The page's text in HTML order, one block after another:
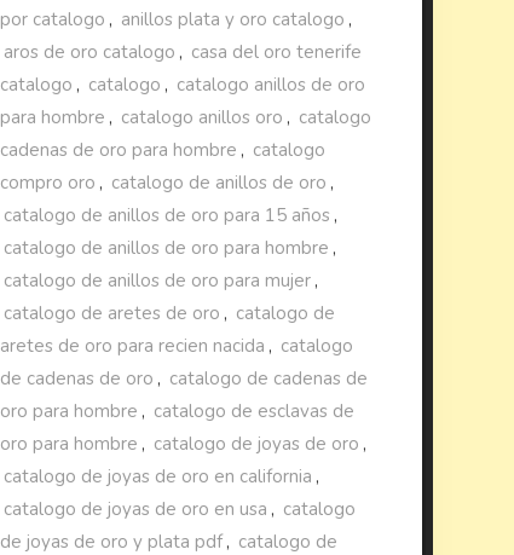
por catalogo , anillos plata y oro catalogo ,
aros de oro catalogo , casa del oro tenerife
catalogo , catalogo , catalogo anillos de oro
para hombre , catalogo anillos oro , catalogo
cadenas de oro para hombre , catalogo
compro oro , catalogo de anillos de oro ,
catalogo de anillos de oro para 15 años ,
catalogo de anillos de oro para hombre ,
catalogo de anillos de oro para mujer ,
catalogo de aretes de oro , catalogo de
aretes de oro para recien nacida , catalogo
de cadenas de oro , catalogo de cadenas de
oro para hombre , catalogo de esclavas de
oro para hombre , catalogo de joyas de oro ,
catalogo de joyas de oro en california ,
catalogo de joyas de oro en usa , catalogo
de joyas de oro y plata pdf, catalogo de